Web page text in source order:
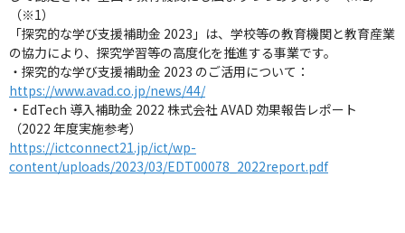
（※1）
「探究的な学び支援補助金 2023」は、学校等の教育機関と教育産業
の協力により、探究学習等の高度化を推進する事業です。
・探究的な学び支援補助金 2023 のご活用について：
https://www.avad.co.jp/news/44/
・EdTech 導入補助金 2022 株式会社 AVAD 効果報告レポート
（2022 年度実施参考）
https://ictconnect21.jp/ict/wp-
content/uploads/2023/03/EDT00078_2022report.pdf